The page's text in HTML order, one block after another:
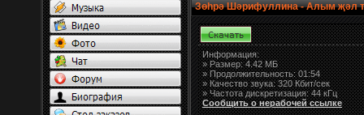
Зөһрә Шәрифуллина - Алым җәл
Информация:
»Размер:4.42 МБ
» Продолжительность: 01:54
» Качество звука: 320 Кбит/сек
» Частота дискретизация: 44 кГц
Сообщить о нерабочей ссылке